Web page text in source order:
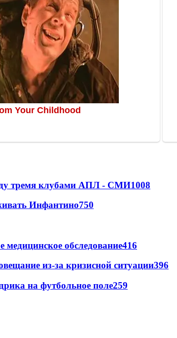
тремя клубами АПЛ - СМИ1008
Инфантино750
медицинское обследование416
из-за кризисной ситуации396
на футбольное поле259